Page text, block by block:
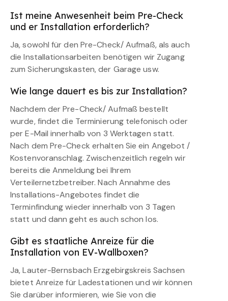
Ist meine Anwesenheit beim Pre-Check
und er Installation erforderlich?
Ja, sowohl für den Pre-Check/ Aufmaß, als auch
die Installationsarbeiten benötigen wir Zugang
zum Sicherungskasten, der Garage usw.
Wie lange dauert es bis zur Installation?
Nachdem der Pre-Check/ Aufmaß bestellt
wurde, findet die Terminierung telefonisch oder
per E-Mail innerhalb von 3 Werktagen statt.
Nach dem Pre-Check erhalten Sie ein Angebot /
Kostenvoranschlag. Zwischenzeitlich regeln wir
bereits die Anmeldung bei Ihrem
Verteilernetzbetreiber. Nach Annahme des
Installations-Angebotes findet die
Terminfindung wieder innerhalb von 3 Tagen
statt und dann geht es auch schon los.
Gibt es staatliche Anreize für die
Installation von EV-Wallboxen?
Ja, Lauter-Bernsbach Erzgebirgskreis Sachsen
bietet Anreize für Ladestationen und wir können
Sie darüber informieren, wie Sie von die